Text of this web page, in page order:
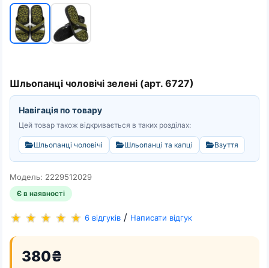
Шльопанці чоловічі зелені (арт. 6727)
Навігація по товару
Цей товар також відкривається в таких розділах:
Шльопанці чоловічі Шльопанці та капці Взуття
Модель: 2229512029
Є в наявності
6 відгуків / Написати відгук
380₴